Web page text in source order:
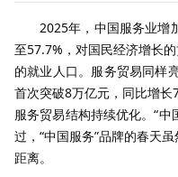
2025年，中国服务业增
至57.7%，对国民经济增长
的就业人口。服务贸易同样
首次突破8万亿元，同比增长
服务贸易结构持续优化。“中
过，“中国服务”品牌的春天
距离。